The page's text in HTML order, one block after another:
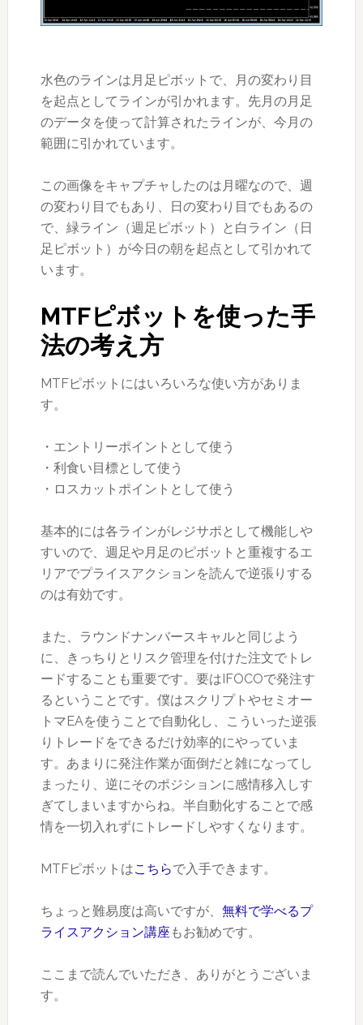
水色のラインは月足ピボットで、月の変わり目
を起点としてラインが引かれます。先月の月足
のデータを使って計算されたラインが、今月の
範囲に引かれています。
この画像をキャプチャしたのは月曜なので、週
の変わり目でもあり、日の変わり目でもあるの
で、緑ライン（週足ピボット）と白ライン（日
足ピボット）が今日の朝を起点として引かれて
います。
MTFピボットを使った手
法の考え方
MTFピボットにはいろいろな使い方がありま
す。
・エントリーポイントとして使う
・利食い目標として使う
・ロスカットポイントとして使う
基本的には各ラインがレジサポとして機能しや
すいので、週足や月足のピボットと重複するエ
リアでプライスアクションを読んで逆張りする
のは有効です。
また、ラウンドナンバースキャルと同じよう
に、きっちりとリスク管理を付けた注文でトレ
ードすることも重要です。要はIFOCOで発注す
るということです。僕はスクリプトやセミオー
トマEAを使うことで自動化し、こういった逆張
りトレードをできるだけ効率的にやっていま
す。あまりに発注作業が面倒だと雑になってし
まったり、逆にそのポジションに感情移入しす
ぎてしまいますからね。半自動化することで感
情を一切入れずにトレードしやすくなります。
MTFピボットはこちらで入手できます。
ちょっと難易度は高いですが、 無料で学べるプ
ライスアクション講座 もお勧めです。
ここまで読んでいただき、ありがとうございま
す。